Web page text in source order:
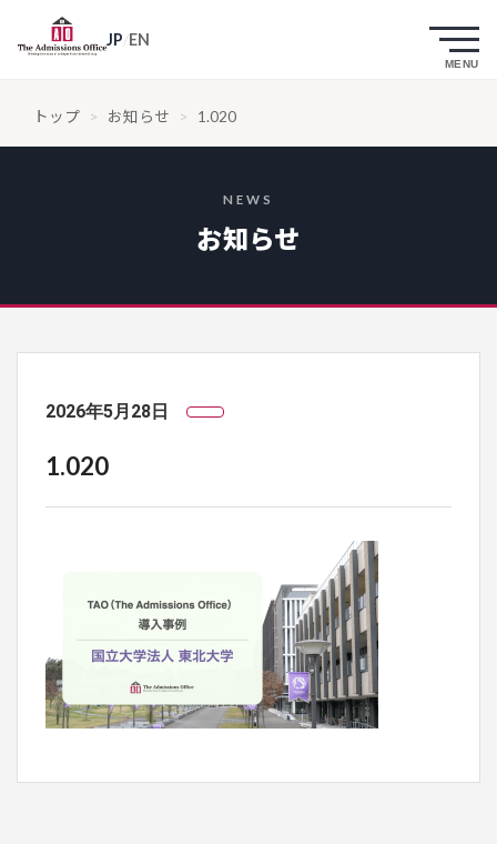
JP/EN
トップ > お知らせ > 1.020
NEWS
お知らせ
2026年5月28日
1.020